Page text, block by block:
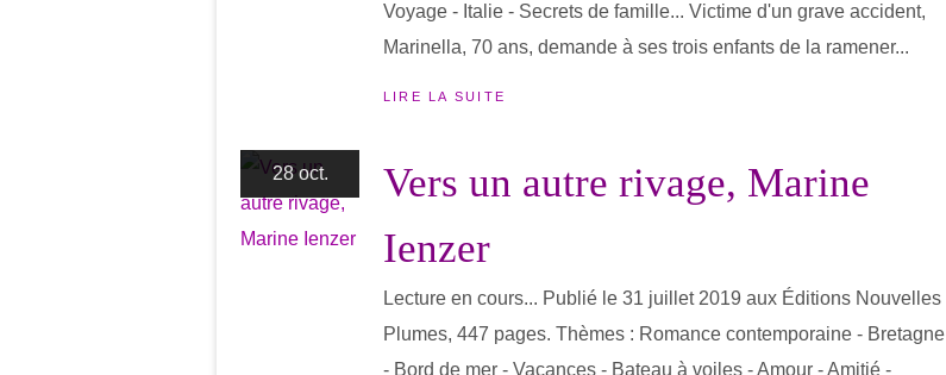
Voyage - Italie - Secrets de famille... Victime d'un grave accident,
Marinella, 70 ans, demande à ses trois enfants de la ramener...
LIRE LA SUITE
28 oct.
Vers un autre rivage, Marine
Ienzer
Lecture en cours... Publié le 31 juillet 2019 aux Éditions Nouvelles
Plumes, 447 pages. Thèmes : Romance contemporaine - Bretagne
- Bord de mer - Vacances - Bateau à voiles - Amour - Amitié -